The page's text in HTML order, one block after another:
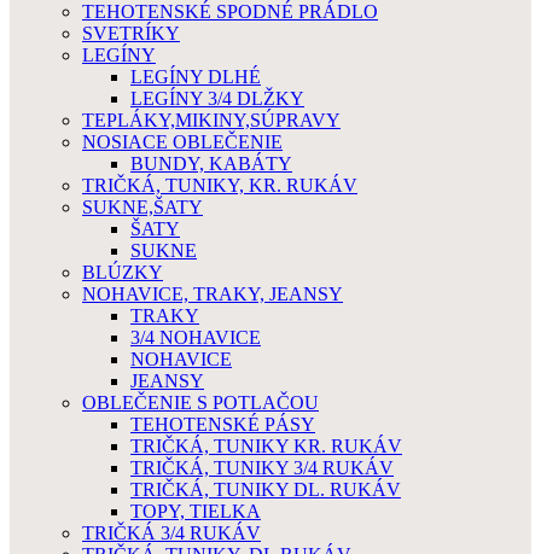
TEHOTENSKÉ SPODNÉ PRÁDLO
SVETRÍKY
LEGÍNY
LEGÍNY DLHÉ
LEGÍNY 3/4 DLŽKY
TEPLÁKY,MIKINY,SÚPRAVY
NOSIACE OBLEČENIE
BUNDY, KABÁTY
TRIČKÁ, TUNIKY, KR. RUKÁV
SUKNE,ŠATY
ŠATY
SUKNE
BLÚZKY
NOHAVICE, TRAKY, JEANSY
TRAKY
3/4 NOHAVICE
NOHAVICE
JEANSY
OBLEČENIE S POTLAČOU
TEHOTENSKÉ PÁSY
TRIČKÁ, TUNIKY KR. RUKÁV
TRIČKÁ, TUNIKY 3/4 RUKÁV
TRIČKÁ, TUNIKY DL. RUKÁV
TOPY, TIELKA
TRIČKÁ 3/4 RUKÁV